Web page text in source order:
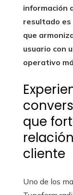
información
resultado
que
usuario con
operativo
que
cliente
Uno de los